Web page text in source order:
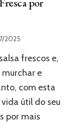
2025
frescos e,
e
com esta
útil do seu
por mais